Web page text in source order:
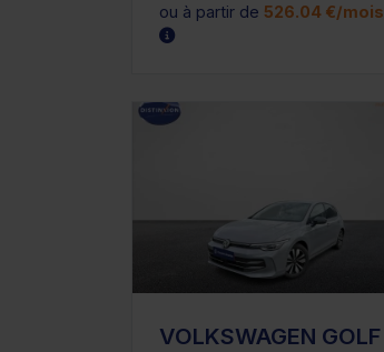
ou à partir de 526.04 €/mois
VOLKSWAGEN GOLF